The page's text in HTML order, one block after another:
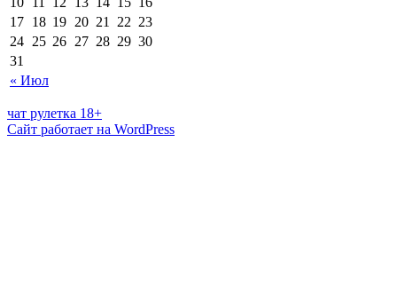
« Июл
17 18 19 20 21 22 23
24 25 26 27 28 29 30
31
чат рулетка 18+
Сайт работает на WordPress